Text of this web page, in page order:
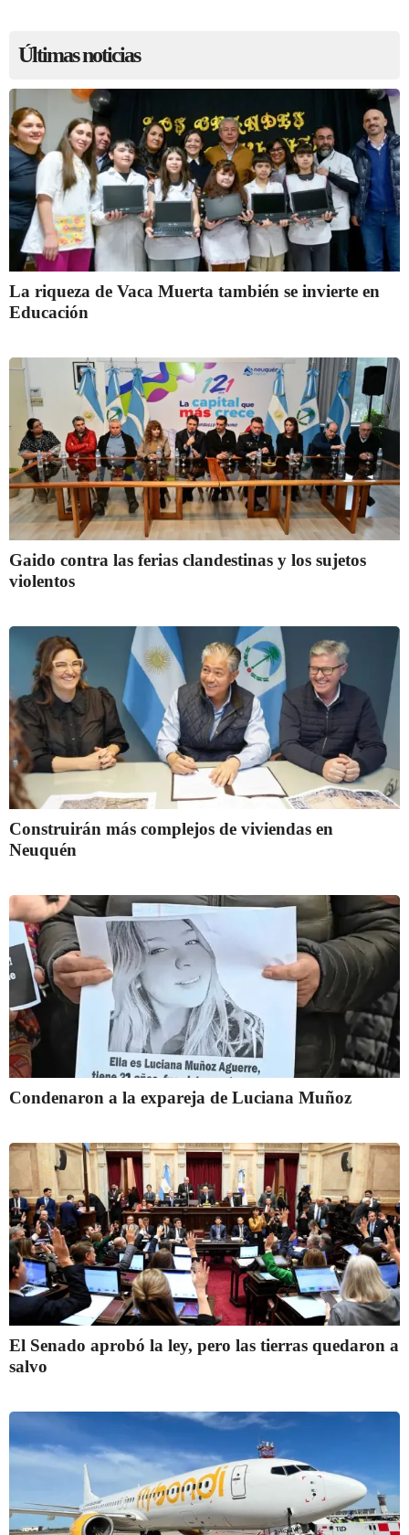
Últimas noticias
La riqueza de Vaca Muerta también se invierte en
Educación
Gaido contra las ferias clandestinas y los sujetos
violentos
Construirán más complejos de viviendas en
Neuquén
Condenaron a la expareja de Luciana Muñoz
El Senado aprobó la ley, pero las tierras quedaron a
salvo